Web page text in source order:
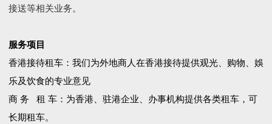
接送等相关业务。
服务项目
香港接待租车：我们为外地商人在香港接待提供观光、购物、娛
乐及饮食的专业意见
商 务 租 车：为香港、驻港企业、办事机构提供各类租车，可
长期租车。